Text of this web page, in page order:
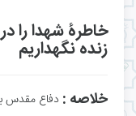
خاطرۀ شهدا را
زنده نگهداریم
خلاصه : دفاع مقدس